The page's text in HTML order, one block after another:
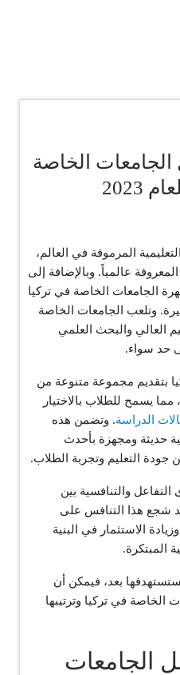
الخاصة
المرموقة في العالم،
عالمياً. وبالإضافة إلى
الجامعات الخاصة في تركيا
وتلعب الجامعات الخاصة
العالي والبحث العلمي
حد سواء.
بتقديم مجموعة متنوعة من
مما يسمح للطلاب بالاختيار
الدراسة. وتضمن هذه
حديثة ومجهزة بأحدث
جودة التعليم وتجربة الطلاب.
والتنافسية بين
شجع هذا التنافس على
الاستثمار في البنية
المبتكرة.
بعد، فيمكن أن
الخاصة في تركيا وترتيبها
الجامعات